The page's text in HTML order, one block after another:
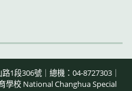
1段306號｜總機：04-8727303｜
學校 National Changhua Special